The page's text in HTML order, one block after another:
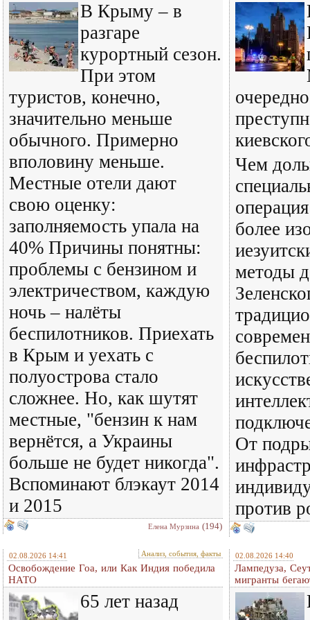
В Крыму – в
разгаре
курортный сезон.
При этом
туристов, конечно,
значительно меньше
обычного. Примерно
вполовину меньше.
Местные отели дают
свою оценку:
заполняемость упала на
40% Причины понятны:
проблемы с бензином и
электричеством, каждую
ночь – налёты
беспилотников. Приехать
в Крым и уехать с
полуострова стало
сложнее. Но, как шутят
местные, "бензин к нам
вернётся, а Украины
больше не будет никогда".
Вспоминают блэкаут 2014
и 2015
Елена Мурзина (194)
Чем
более
методы
От
против
02.08.2026 14:41 Анализ, события, факты
Освобождение Гоа, или Как Индия победила
НАТО
65 лет назад
02.08.2026 14:40
Лампедуза,
мигранты